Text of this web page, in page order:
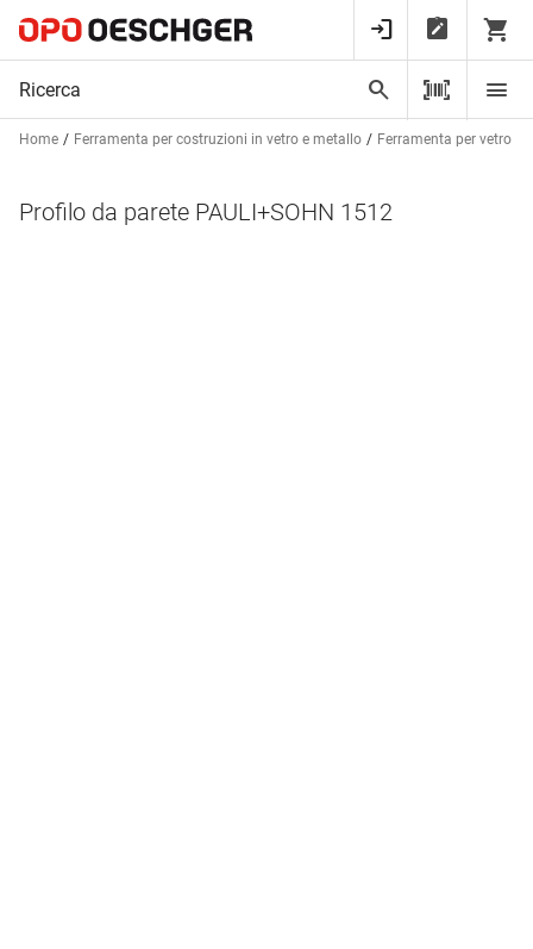
Home Ferramenta per costruzioni in vetro e metallo Ferramenta per vetro
Profilo da parete PAULI+SOHN 1512